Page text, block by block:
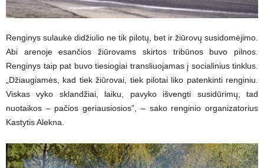
Renginys sulaukė didžiulio ne tik pilotų, bet ir žiūrovų susidomėjimo.
Abi arenoje esančios žiūrovams skirtos tribūnos buvo pilnos.
Renginys taip pat buvo tiesiogiai transliuojamas į socialinius tinklus.
„Džiaugiamės, kad tiek žiūrovai, tiek pilotai liko patenkinti renginiu.
Viskas vyko sklandžiai, laiku, pavyko išvengti susidūrimų, tad
nuotaikos – pačios geriausiosios”, – sako renginio organizatorius
Kastytis Alekna.